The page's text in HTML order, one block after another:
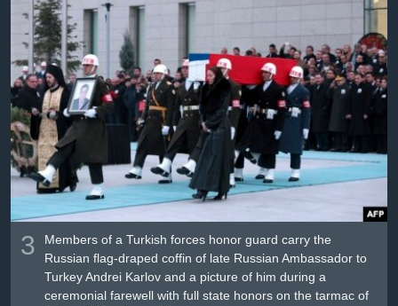
3
Members of a Turkish forces honor guard carry the
Russian flag-draped coffin of late Russian Ambassador to
Turkey Andrei Karlov and a picture of him during a
ceremonial farewell with full state honors on the tarmac of